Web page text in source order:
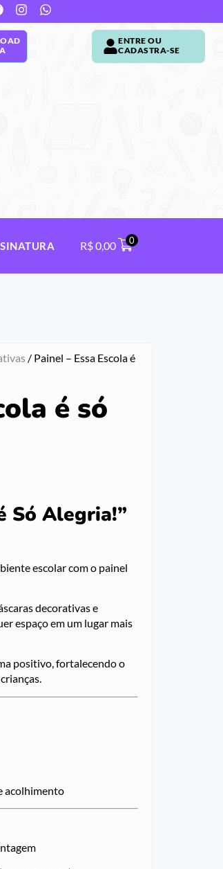
ENTRE OU
CADASTRA-SE
R$0,00 0
/ Painel – Essa Escola é
é só
Só Alegria!”
escolar com o painel
decorativas e
espaço em um lugar mais
positivo, fortalecendo o
acolhimento